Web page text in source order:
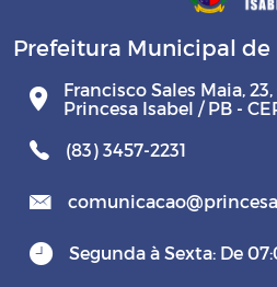
Prefeitura Municipal de
Francisco Sales Maia,
Princesa Isabel / PB -
(83) 3457-2231
Segunda à Sexta: De